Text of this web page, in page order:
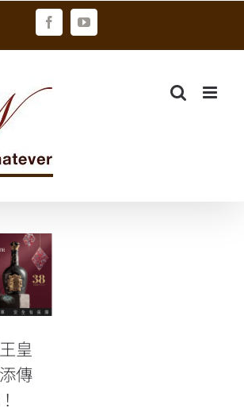
FacebookYouTube
皇
傳
！
皇
傳